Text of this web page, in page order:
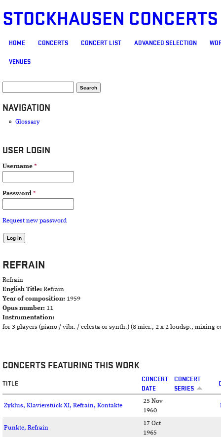
STOCKHAUSEN
MAIN MENU
HOME CONCERTS CONCERT LIST ADVANCED SELECTION
VENUES
SEARCH FORM
NAVIGATION
Glossary
USER LOGIN
Username *
Password *
Request new password
REFRAIN
Refrain
English Title: Refrain
Year of composition: 1959
Opus number: 11
Instrumentation:
for 3 players (piano / vibr. / celesta or synth.) (8 micr., 2 x 2 loudsp., mixing
CONCERTS FEATURING THIS WORK
TITLE
CONCERT
DATE
CONCERT
SERIES
Zyklus, Klavierstück XI, Refrain, Kontakte
25 Nov
1960
Punkte, Refrain
17 Oct
1965